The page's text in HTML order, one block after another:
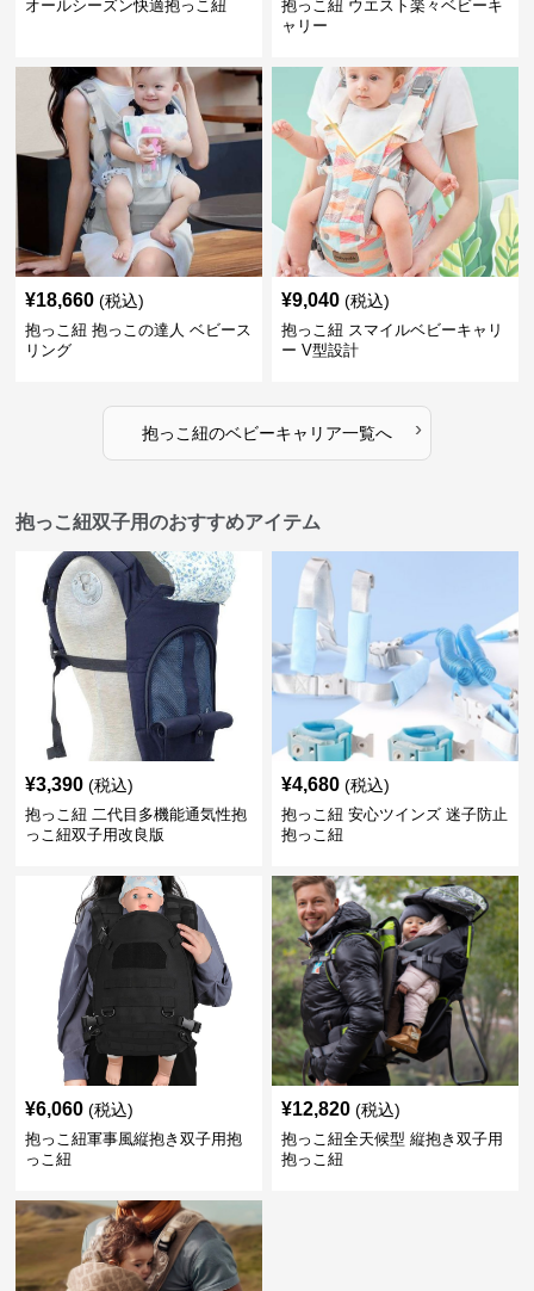
オールシーズン快適抱っこ紐
抱っこ紐 ウエスト楽々ベビーキ
ャリー
¥18,660 (税込)
抱っこ紐 抱っこの達人 ベビース
リング
¥9,040 (税込)
抱っこ紐 スマイルベビーキャリ
ー V型設計
抱っこ紐のベビーキャリア一覧へ ›
抱っこ紐双子用のおすすめアイテム
¥3,390 (税込)
抱っこ紐 二代目多機能通気性抱
っこ紐双子用改良版
¥4,680 (税込)
抱っこ紐 安心ツインズ 迷子防止
抱っこ紐
¥6,060 (税込)
抱っこ紐軍事風縦抱き双子用抱
っこ紐
¥12,820 (税込)
抱っこ紐全天候型 縦抱き双子用
抱っこ紐